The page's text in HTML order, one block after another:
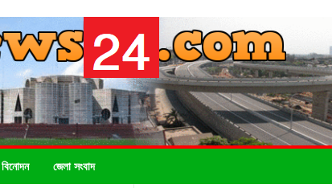
বিনোদন জেলা সংবাদ